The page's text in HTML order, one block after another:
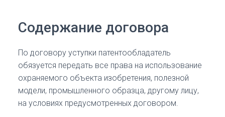
Содержание договора
По договору уступки патентообладатель
обязуется передать все права на использование
охраняемого объекта изобретения, полезной
модели, промышленного образца, другому лицу,
на условиях предусмотренных договором.